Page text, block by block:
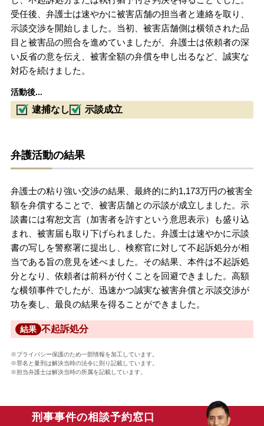
受任後、弁護士は速やかに被害店舗の担当者と連絡を取り、
示談交渉を開始しました。当初、被害店舗側は横領された品
目と被害品の照合を進めていましたが、弁護士は依頼者の深
い反省の意を伝え、被害全額の弁償を申し出るなど、誠実な
対応を続けました。
活動後...
逮捕なし 示談成立
弁護活動の結果
弁護士の粘り強い交渉の結果、最終的に約1,173万円の被害全
額を弁償することで、被害店舗との示談が成立しました。示
談書には宥恕文言（加害者を許すという意思表示）も盛り込
まれ、被害届も取り下げられました。弁護士は速やかに示談
書の写しを警察署に提出し、検察官に対して不起訴処分が相
当である旨の意見を述べました。その結果、本件は不起訴処
分となり、依頼者は前科が付くことを回避できました。高額
な横領事件でしたが、迅速かつ誠実な被害弁償と示談交渉が
功を奏し、最良の結果を得ることができました。
結果 不起訴処分
※プライバシー保護のため一部情報を加工しています。
※罪名と量刑は解決当時の法令に則り記載しています。
※担当弁護士は解決当時の所属を記載しています。
刑事事件の相談予約窓口